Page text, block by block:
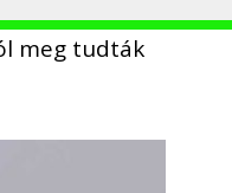
meg tudták